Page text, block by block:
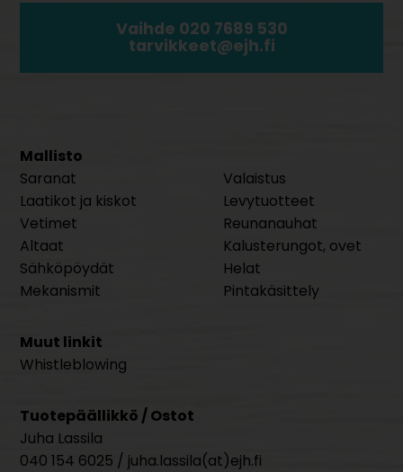
Vaihde 020 7689 530
tarvikkeet@ejh.fi
Mallisto
Saranat
Laatikot ja kiskot
Vetimet
Altaat
Sähköpöydät
Mekanismit
Valaistus
Levytuotteet
Reunanauhat
Kalusterungot, ovet
Helat
Pintakäsittely
Muut linkit
Whistleblowing
Tuotepäällikkö / Ostot
Juha Lassila
040 154 6025 / juha.lassila(at)ejh.fi